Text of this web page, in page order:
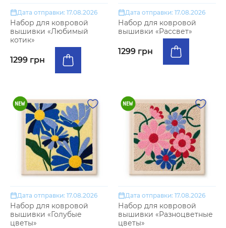
Дата отправки: 17.08.2026
Набор для ковровой
вышивки «Любимый
котик»
1299 грн
Дата отправки: 17.08.2026
Набор для ковровой
вышивки «Рассвет»
1299 грн
Дата отправки: 17.08.2026
Набор для ковровой
вышивки «Голубые
цветы»
Дата отправки: 17.08.2026
Набор для ковровой
вышивки «Разноцветные
цветы»